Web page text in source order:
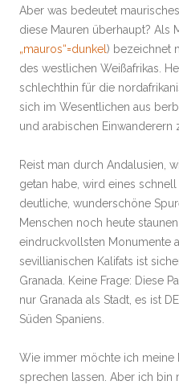
Aber was bedeutet
diese Mauren überhaupt? Als
„mauros“=dunkel ) bezeichnet
des westlichen Weißafrikas.
schlechthin für die
sich im Wesentlichen aus
und arabischen Einwanderern
Reist man durch Andalusien,
getan habe, wird eines
deutliche, wunderschöne
Menschen noch heute
eindruckvollsten Monumente
sevillianischen Kalifats ist
Granada. Keine Frage: Diese
nur Granada als Stadt, es ist
Süden Spaniens.
Wie immer möchte ich meine
sprechen lassen. Aber ich bin